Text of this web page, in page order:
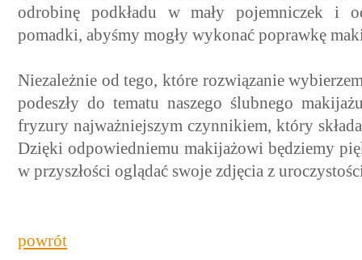
odrobinę podkładu w mały pojemniczek i
pomadki, abyśmy mogły wykonać poprawkę
Niezależnie od tego, które rozwiązanie
podeszły do tematu naszego ślubnego
fryzury najważniejszym czynnikiem, który
Dzięki odpowiedniemu makijażowi będziemy
w przyszłości oglądać swoje zdjęcia z
powrót